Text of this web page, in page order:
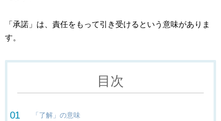
「承諾」は、責任をもって引き受けるという意味がありま
す。
目次
「了解」の意味